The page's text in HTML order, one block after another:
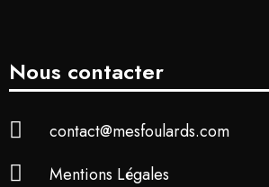
Nous contacter
contact@mesfoulards.com
Mentions Légales